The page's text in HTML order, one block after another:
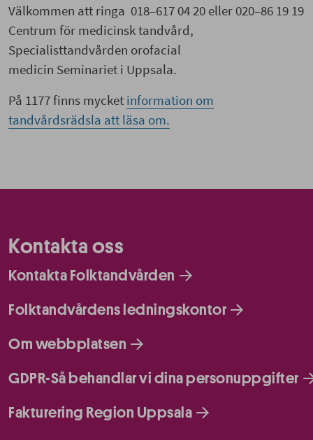
Välkommen att ringa 018–617 04 20 eller 020–86 19 19
Centrum för medicinsk tandvård,
Specialisttandvården orofacial
medicin Seminariet i Uppsala.
På 1177 finns mycket information om
tandvårdsrädsla att läsa om.
Kontakta oss
Kontakta Folktandvården
Folktandvårdens ledningskontor
Om webbplatsen
GDPR-Så behandlar vi dina personuppgifter
Fakturering Region Uppsala